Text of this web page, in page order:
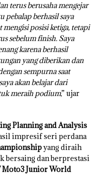
terus berusaha mengejar
pebalap berhasil saya
posisi ketiga, tetapi
sebelum finish. Saya
karena berhasil
yang diberikan dan
sempurna saat
akan belajar dari
meraih podium,” ujar
Planning and Analysis
impresif seri perdana
yang diraih
bersaing dan berprestasi
Moto3 Junior World